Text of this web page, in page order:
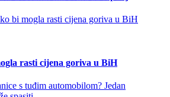
rasti cijena goriva u BiH